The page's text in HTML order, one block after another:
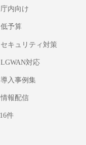
庁内向け
低予算
セキュリティ対策
LGWAN対応
導入事例集
情報配信
件